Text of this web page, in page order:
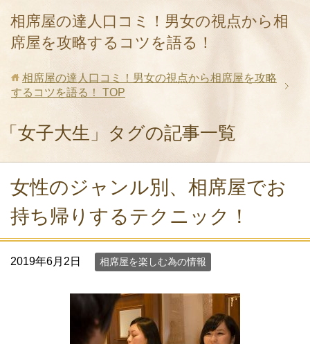
相席屋の達人口コミ！男女の視点から相
席屋を攻略するコツを語る！
相席屋の達人口コミ！男女の視点から相席屋を攻略
するコツを語る！
TOP
「女子大生」タグの記事一覧
女性のジャンル別、相席屋でお
持ち帰りするテクニック！
2019年6月2日 相席屋を楽しむ為の情報